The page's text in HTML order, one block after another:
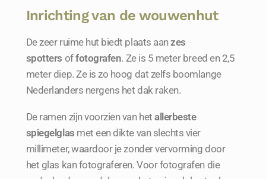
Inrichting van de wouwenhut
De zeer ruime hut biedt plaats aanzes
spotters offotografen. Ze is 5 meter breed en 2,5
meter diep. Ze is zo hoog dat zelfs boomlange
Nederlanders nergens het dak raken.
De ramen zijn voorzien van hetallerbeste
spiegelglas met een dikte van slechts vier
millimeter, waardoor je zonder vervorming door
het glas kan fotograferen. Voor fotografen die